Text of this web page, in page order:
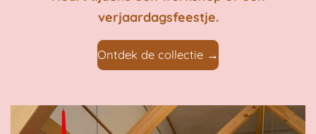
verjaardagsfeestje.
Ontdek de collectie →